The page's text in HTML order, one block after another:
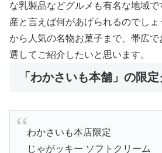
な乳製品などグルメも有名な地域
産と言えば何があげられるのでし
から人気の名物お菓子まで、帯広
選してご紹介したいと思います。
「わかさいも本舗」の限定
わかさいも本店限定
じゃがッキー ソフトクリーム